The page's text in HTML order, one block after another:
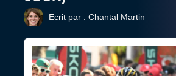
Ecrit par : Chantal Martin